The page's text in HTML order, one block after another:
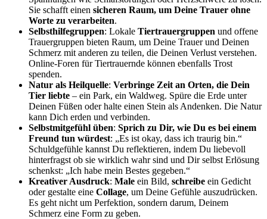
Sie schafft einen sicheren Raum, um Deine Trauer ohne
Worte zu verarbeiten.
Selbsthilfegruppen: Lokale Tiertrauergruppen und offene
Trauergruppen bieten Raum, um Deine Trauer und Deinen
Schmerz mit anderen zu teilen, die Deinen Verlust verstehen.
Online-Foren für Tiertrauernde können ebenfalls Trost
spenden.
Natur als Heilquelle: Verbringe Zeit an Orten, die Dein
Tier liebte – ein Park, ein Waldweg. Spüre die Erde unter
Deinen Füßen oder halte einen Stein als Andenken. Die Natur
kann Dich erden und verbinden.
Selbstmitgefühl üben: Sprich zu Dir, wie Du es bei einem
Freund tun würdest: „Es ist okay, dass ich traurig bin.“
Schuldgefühle kannst Du reflektieren, indem Du liebevoll
hinterfragst ob sie wirklich wahr sind und Dir selbst Erlösung
schenkst: „Ich habe mein Bestes gegeben.“
Kreativer Ausdruck: Male ein Bild, schreibe ein Gedicht
oder gestalte eine Collage, um Deine Gefühle auszudrücken.
Es geht nicht um Perfektion, sondern darum, Deinem
Schmerz eine Form zu geben.